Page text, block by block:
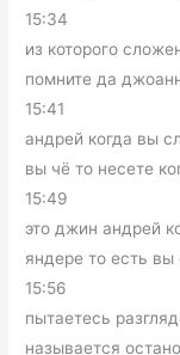
15:34
из которого
помните да
15:41
андрей когда вы
вы чё то несете
15:49
это джин андрей
яндере то есть
15:56
пытаетесь
называется